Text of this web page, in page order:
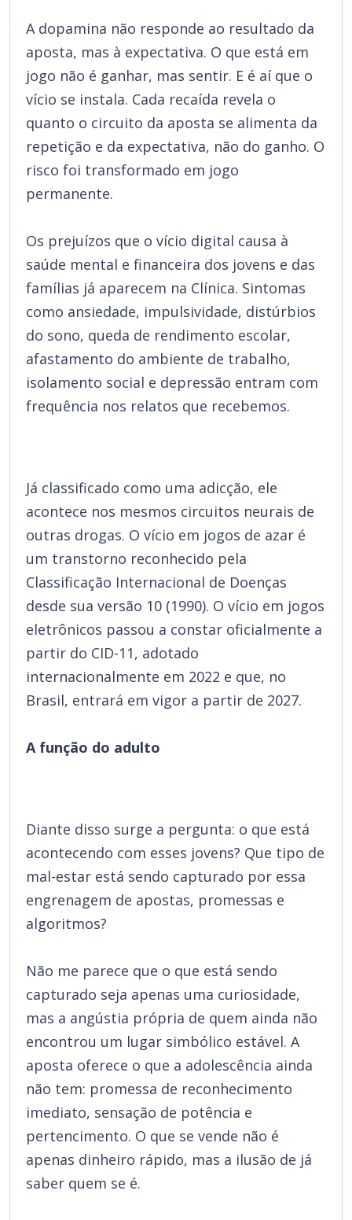
A dopamina não responde ao resultado da
aposta, mas à expectativa. O que está em
jogo não é ganhar, mas sentir. E é aí que o
vício se instala. Cada recaída revela o
quanto o circuito da aposta se alimenta da
repetição e da expectativa, não do ganho. O
risco foi transformado em jogo
permanente.
Os prejuízos que o vício digital causa à
saúde mental e financeira dos jovens e das
famílias já aparecem na Clínica. Sintomas
como ansiedade, impulsividade, distúrbios
do sono, queda de rendimento escolar,
afastamento do ambiente de trabalho,
isolamento social e depressão entram com
frequência nos relatos que recebemos.
Já classificado como uma adicção, ele
acontece nos mesmos circuitos neurais de
outras drogas. O vício em jogos de azar é
um transtorno reconhecido pela
Classificação Internacional de Doenças
desde sua versão 10 (1990). O vício em jogos
eletrônicos passou a constar oficialmente a
partir do CID-11, adotado
internacionalmente em 2022 e que, no
Brasil, entrará em vigor a partir de 2027.
A função do adulto
Diante disso surge a pergunta: o que está
acontecendo com esses jovens? Que tipo de
mal-estar está sendo capturado por essa
engrenagem de apostas, promessas e
algoritmos?
Não me parece que o que está sendo
capturado seja apenas uma curiosidade,
mas a angústia própria de quem ainda não
encontrou um lugar simbólico estável. A
aposta oferece o que a adolescência ainda
não tem: promessa de reconhecimento
imediato, sensação de potência e
pertencimento. O que se vende não é
apenas dinheiro rápido, mas a ilusão de já
saber quem se é.